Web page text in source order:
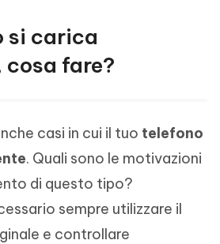
si carica
fare?
casi in cui il tuo telefono
. Quali sono le motivazioni
di questo tipo?
sempre utilizzare il
e controllare